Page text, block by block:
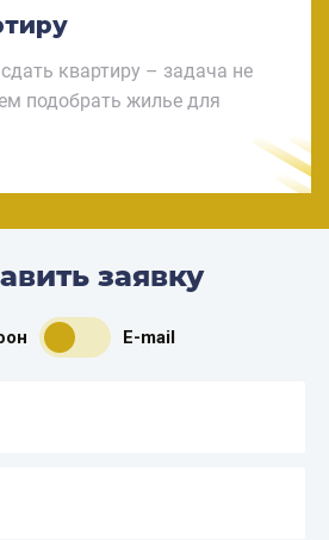
квартиру – задача не
подобрать жилье для
заявку
E-mail